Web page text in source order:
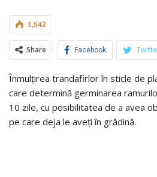
1,542
Share Facebook
Înmulțirea trandafirlor în sticle de
care determină germinarea
10 zile, cu posibilitatea de a avea
pe care deja le aveți în grădină.